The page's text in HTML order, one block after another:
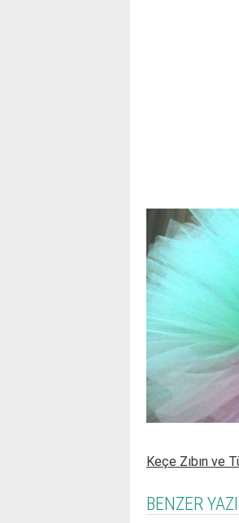
Keçe Zıbın ve
BENZER